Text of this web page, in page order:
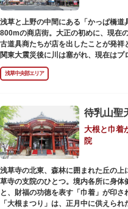
う）など、悠久の時に思いを馳せて見
日没後はライトアップされ、朱塗り
ます。昼間は約90店舗が軒を連ねる
かれた「浅草絵巻」を楽しめるのも夜
ットにもおすすめです。昼間と比べて
運んでみてはいかがでしょうか。
浅草と上野の中間にある「かっぱ橋
800mの商店街。大正の初めに、現在
古道具商たちが店を出したことが発祥
関東大震災後に川は塞がれ、現在は
包材、調理衣装など「食」にまつわる
門商店街として賑わいを見せています
も対応。家庭の調理用具を購入した
毎年、道具の日である10月9日前後に
は、各店舗がおすすめ商品や掘り出
様々な催しものも行われます。
浅草中央部エリア
大根と巾着
院
浅草寺の北東、森林に囲まれた丘の
草寺の支院のひとつ。境内各所に身体
と、財福の功徳を表す「巾着」が印
「大根まつり」は、正月中に供えら